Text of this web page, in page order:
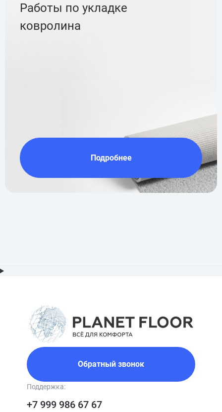
Работы по укладке
ковролина
Подробнее
Обратный звонок
Поддержка:
+7 999 986 67 67